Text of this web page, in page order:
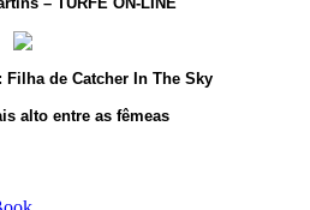
Filha de Catcher In The Sky
alto entre as fêmeas